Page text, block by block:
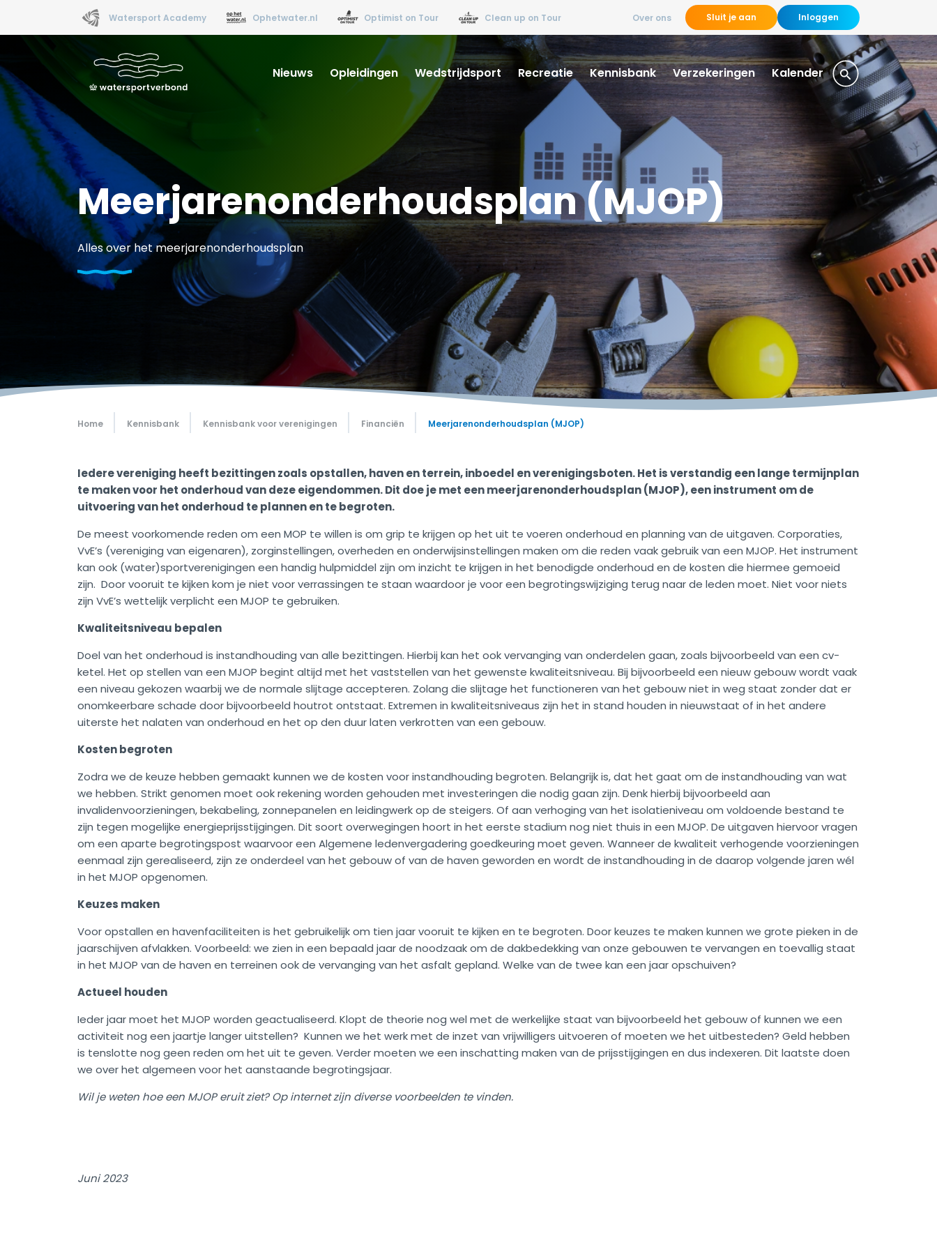
Watersport Academy Ophetwater.nl Optimist on Tour Clean up on Tour Over ons Sluit je aan Inloggen
Nieuws Opleidingen Wedstrijdsport Recreatie Kennisbank Verzekeringen Kalender
Meerjarenonderhoudsplan (MJOP)
Alles over het meerjarenonderhoudsplan
Home Kennisbank Kennisbank voor verenigingen Financiën Meerjarenonderhoudsplan (MJOP)
Iedere vereniging heeft bezittingen zoals opstallen, haven en terrein, inboedel en verenigingsboten. Het is verstandig een lange termijnplan
te maken voor het onderhoud van deze eigendommen. Dit doe je met een meerjarenonderhoudsplan (MJOP), een instrument om de
uitvoering van het onderhoud te plannen en te begroten.
De meest voorkomende reden om een MOP te willen is om grip te krijgen op het uit te voeren onderhoud en planning van de uitgaven. Corporaties,
VvE’s (vereniging van eigenaren), zorginstellingen, overheden en onderwijsinstellingen maken om die reden vaak gebruik van een MJOP. Het instrument
kan ook (water)sportverenigingen een handig hulpmiddel zijn om inzicht te krijgen in het benodigde onderhoud en de kosten die hiermee gemoeid
zijn. Door vooruit te kijken kom je niet voor verrassingen te staan waardoor je voor een begrotingswijziging terug naar de leden moet. Niet voor niets
zijn VvE’s wettelijk verplicht een MJOP te gebruiken.
Kwaliteitsniveau bepalen
Doel van het onderhoud is instandhouding van alle bezittingen. Hierbij kan het ook vervanging van onderdelen gaan, zoals bijvoorbeeld van een cv-
ketel. Het op stellen van een MJOP begint altijd met het vaststellen van het gewenste kwaliteitsniveau. Bij bijvoorbeeld een nieuw gebouw wordt vaak
een niveau gekozen waarbij we de normale slijtage accepteren. Zolang die slijtage het functioneren van het gebouw niet in weg staat zonder dat er
onomkeerbare schade door bijvoorbeeld houtrot ontstaat. Extremen in kwaliteitsniveaus zijn het in stand houden in nieuwstaat of in het andere
uiterste het nalaten van onderhoud en het op den duur laten verkrotten van een gebouw.
Kosten begroten
Zodra we de keuze hebben gemaakt kunnen we de kosten voor instandhouding begroten. Belangrijk is, dat het gaat om de instandhouding van wat
we hebben. Strikt genomen moet ook rekening worden gehouden met investeringen die nodig gaan zijn. Denk hierbij bijvoorbeeld aan
invalidenvoorzieningen, bekabeling, zonnepanelen en leidingwerk op de steigers. Of aan verhoging van het isolatieniveau om voldoende bestand te
zijn tegen mogelijke energieprijsstijgingen. Dit soort overwegingen hoort in het eerste stadium nog niet thuis in een MJOP. De uitgaven hiervoor vragen
om een aparte begrotingspost waarvoor een Algemene ledenvergadering goedkeuring moet geven. Wanneer de kwaliteit verhogende voorzieningen
eenmaal zijn gerealiseerd, zijn ze onderdeel van het gebouw of van de haven geworden en wordt de instandhouding in de daarop volgende jaren wél
in het MJOP opgenomen.
Keuzes maken
Voor opstallen en havenfaciliteiten is het gebruikelijk om tien jaar vooruit te kijken en te begroten. Door keuzes te maken kunnen we grote pieken in de
jaarschijven afvlakken. Voorbeeld: we zien in een bepaald jaar de noodzaak om de dakbedekking van onze gebouwen te vervangen en toevallig staat
in het MJOP van de haven en terreinen ook de vervanging van het asfalt gepland. Welke van de twee kan een jaar opschuiven?
Actueel houden
Ieder jaar moet het MJOP worden geactualiseerd. Klopt de theorie nog wel met de werkelijke staat van bijvoorbeeld het gebouw of kunnen we een
activiteit nog een jaartje langer uitstellen? Kunnen we het werk met de inzet van vrijwilligers uitvoeren of moeten we het uitbesteden? Geld hebben
is tenslotte nog geen reden om het uit te geven. Verder moeten we een inschatting maken van de prijsstijgingen en dus indexeren. Dit laatste doen
we over het algemeen voor het aanstaande begrotingsjaar.
Wil je weten hoe een MJOP eruit ziet? Op internet zijn diverse voorbeelden te vinden.
Juni 2023